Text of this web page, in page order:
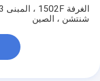
شنتشن ، الصين